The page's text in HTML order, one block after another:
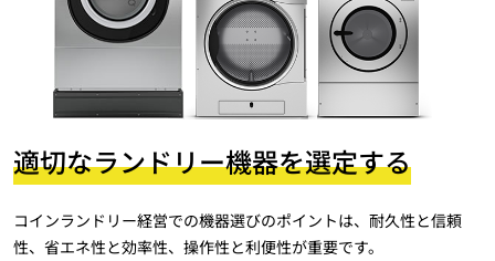
適切なランドリー機器を選定する
コインランドリー経営での機器選びのポイントは、耐久性と信頼
性、省エネ性と効率性、操作性と利便性が重要です。